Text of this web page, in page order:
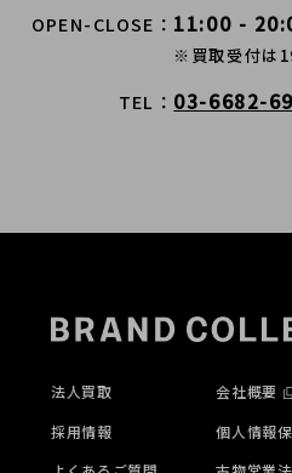
OPEN-CLOSE 11:00 -
※買取受付は
TEL 03-6682-
法人買取
採用情報
会社概要
個人情報